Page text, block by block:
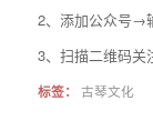
2、添加公众号→
3、扫描二维码关
标签： 古琴文化